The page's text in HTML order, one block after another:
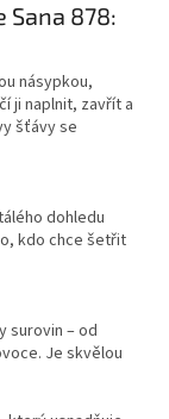
878:
násypkou,
ji naplnit, zavřít a
šťávy se
dohledu
kdo chce šetřit
surovin – od
Je skvělou